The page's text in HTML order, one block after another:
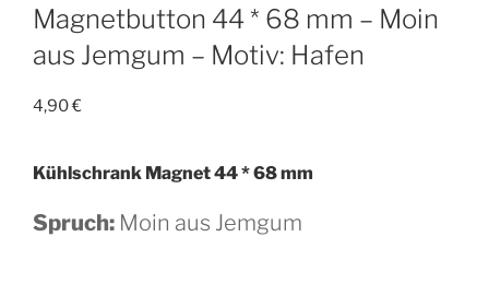
Magnetbutton 44 * 68 mm – Moin
aus Jemgum – Motiv: Hafen
4,90€
Kühlschrank Magnet 44 * 68 mm
Spruch: Moin aus Jemgum